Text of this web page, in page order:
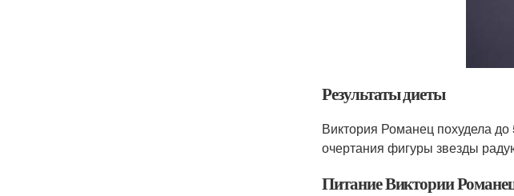
Результаты диеты
Виктория Романец похудела
очертания фигуры звезды
Питание Виктории